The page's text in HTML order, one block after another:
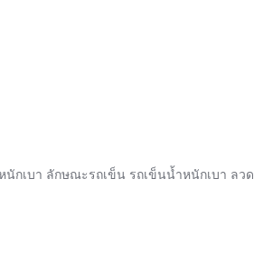
กเบา ลักษณะรถเข็น รถเข็นน้ำหนักเบา ลวด